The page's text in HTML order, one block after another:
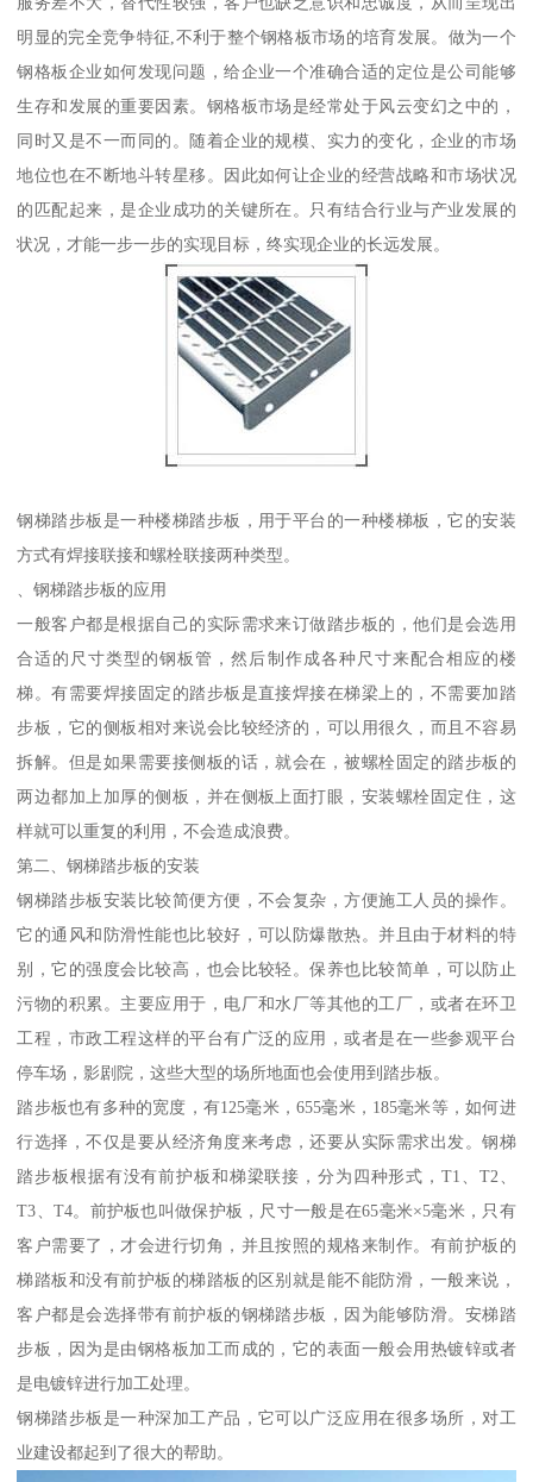
明显的完全竞争特征,不利于整个钢格板市场的培育发展。做为一个
钢格板企业如何发现问题，给企业一个准确合适的定位是公司能够
生存和发展的重要因素。钢格板市场是经常处于风云变幻之中的，
同时又是不一而同的。随着企业的规模、实力的变化，企业的市场
地位也在不断地斗转星移。因此如何让企业的经营战略和市场状况
的匹配起来，是企业成功的关键所在。只有结合行业与产业发展的
状况，才能一步一步的实现目标，终实现企业的长远发展。
钢梯踏步板是一种楼梯踏步板，用于平台的一种楼梯板，它的安装
方式有焊接联接和螺栓联接两种类型。
、钢梯踏步板的应用
一般客户都是根据自己的实际需求来订做踏步板的，他们是会选用
合适的尺寸类型的钢板管，然后制作成各种尺寸来配合相应的楼
梯。有需要焊接固定的踏步板是直接焊接在梯梁上的，不需要加踏
步板，它的侧板相对来说会比较经济的，可以用很久，而且不容易
拆解。但是如果需要接侧板的话，就会在，被螺栓固定的踏步板的
两边都加上加厚的侧板，并在侧板上面打眼，安装螺栓固定住，这
样就可以重复的利用，不会造成浪费。
第二、钢梯踏步板的安装
钢梯踏步板安装比较简便方便，不会复杂，方便施工人员的操作。
它的通风和防滑性能也比较好，可以防爆散热。并且由于材料的特
别，它的强度会比较高，也会比较轻。保养也比较简单，可以防止
污物的积累。主要应用于，电厂和水厂等其他的工厂，或者在环卫
工程，市政工程这样的平台有广泛的应用，或者是在一些参观平台
停车场，影剧院，这些大型的场所地面也会使用到踏步板。
踏步板也有多种的宽度，有125毫米，655毫米，185毫米等，如何进
行选择，不仅是要从经济角度来考虑，还要从实际需求出发。钢梯
踏步板根据有没有前护板和梯梁联接，分为四种形式，T1、T2、
T3、T4。前护板也叫做保护板，尺寸一般是在65毫米×5毫米，只有
客户需要了，才会进行切角，并且按照的规格来制作。有前护板的
梯踏板和没有前护板的梯踏板的区别就是能不能防滑，一般来说，
客户都是会选择带有前护板的钢梯踏步板，因为能够防滑。安梯踏
步板，因为是由钢格板加工而成的，它的表面一般会用热镀锌或者
是电镀锌进行加工处理。
钢梯踏步板是一种深加工产品，它可以广泛应用在很多场所，对工
业建设都起到了很大的帮助。